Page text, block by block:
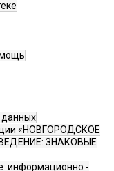
данных
«НОВГОРОДСКОЕ
ЗНАКОВЫЕ
информационно -